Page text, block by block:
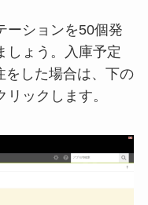
ーションを50個発
しょう。入庫予定
をした場合は、下の
ックします。